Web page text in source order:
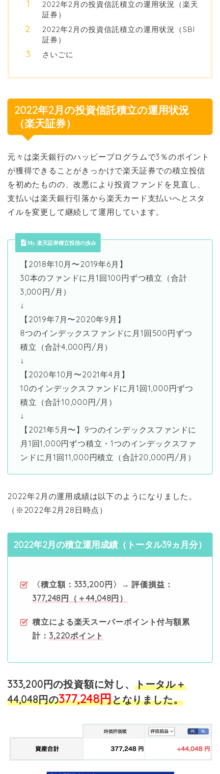
2022年2月の投資信託積立の運用状況（楽天
証券）
2022年2月の投資信託積立の運用状況（SBI
証券）
さいごに
2022年2月の投資信託積立の運用状況
（楽天証券）
元々は楽天銀行のハッピープログラムで3％のポイント
が獲得できることがきっかけで楽天証券での積立投信
を初めたものの、改悪により投資ファンドを見直し、
支払いは楽天銀行引落から楽天カード支払いへとスタ
イルを変更して継続して運用しています。
My 楽天証券積立投信の歩み
【2018年10月〜2019年6月】
30本のファンドに月1回100円ずつ積立（合計
3,000円/月）
↓
【2019年7月〜2020年9月】
8つのインデックスファンドに月1回500円ずつ
積立（合計4,000円/月）
↓
【2020年10月〜2021年4月】
10のインデックスファンドに月1回1,000円ずつ
積立（合計10,000円/月）
↓
【2021年5月〜】9つのインデックスファンドに
月1回1,000円ずつ積立・1つのインデックスファ
ンドに月1回11,000円積立（合計20,000円/月）
2022年2月の運用成績は以下のようになりました。
（※2022年2月28日時点）
2022年2月の積立運用成績（トータル39ヵ月分）
〈積立額：333,200円〉→ 評価損益：
377,248円（＋44,048円）
積立による楽天スーパーポイント付与額累
計： 3,220ポイント
333,200円の投資額に対し、 トータル＋
44,048円の377,248円となりました。